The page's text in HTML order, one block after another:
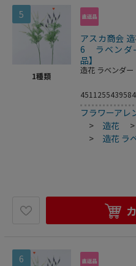
5
1種類
アスカ商会
6 ラベンダ-
品】
造花 ラベンダー
4511255439584
フラワーアレ
> 造花
> 造花 ラ
6